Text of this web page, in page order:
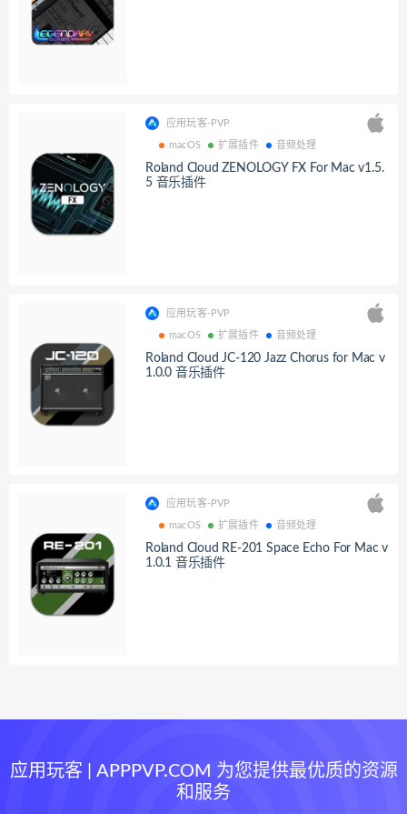
应用玩客-PVP
macOS 扩展插件 音频处理
Roland Cloud ZENOLOGY FX For Mac v1.5.
5 音乐插件
应用玩客-PVP
macOS 扩展插件 音频处理
Roland Cloud JC-120 Jazz Chorus for Mac v
1.0.0 音乐插件
应用玩客-PVP
macOS 扩展插件 音频处理
Roland Cloud RE-201 Space Echo For Mac v
1.0.1 音乐插件
应用玩客 | APPPVP.COM 为您提供最优质的资源
和服务